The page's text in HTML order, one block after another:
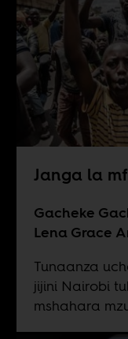
Janga la
Gacheke
Lena Grace
Tunaanza
jijini Nairobi
mshahara